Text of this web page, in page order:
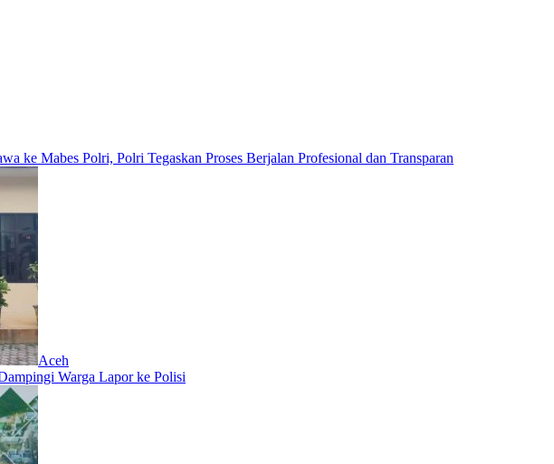
ke Mabes Polri, Polri Tegaskan Proses Berjalan Profesional dan Transparan
Aceh
Warga Lapor ke Polisi